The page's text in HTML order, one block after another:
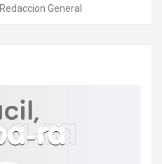
Redaccion General